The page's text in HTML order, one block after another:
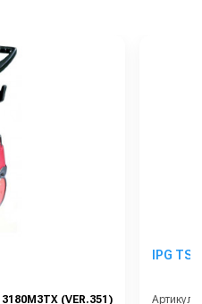
(VER.351)
IPG
Артикул: